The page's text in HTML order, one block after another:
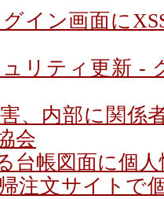
グイン画面に
ュリティ更新 -
、内部に関係
会
台帳図面に個
注文サイトで